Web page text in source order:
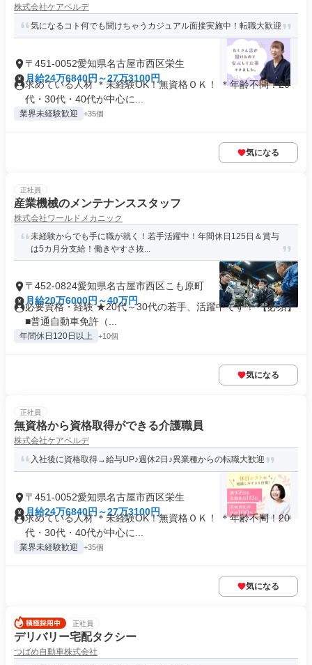
株式会社ケアベルデ
気になるコト何でも聞けちゃうカジュアル面接実施中！転職大歓迎
〒451-0052愛知県名古屋市西区栄生
月給24万6840円～27万3100円
求めている人材 ＊未経験OK！無資格ＯＫ！ ＊年齢不問！20
代・30代・40代が中心に...
業界未経験歓迎 +35個
気になる
正社員
産業機械のメンテナンススタッフ
株式会社ワールドメカニック
未経験からでも手に職が就く！若手活躍中！年間休日125日＆賞与
は5カ月分支給！働きやすさ抜...
〒452-0824愛知県名古屋市西区こも原町
月給20万6000円～40万円
必要資格・経験 ★20代～30代の若手、活躍中です！ 【必須】
■普通自動車免許（...
年間休日120日以上 +10個
気になる
正社員
無資格から資格取得ができる介護職員
株式会社ケアベルデ
入社後に資格取得→給与UP♪週休2日♪異業種からの転職大歓迎
〒451-0052愛知県名古屋市西区栄生
月給24万6840円～27万3100円
求めている人材 ＊未経験OK！無資格ＯＫ！ ＊年齢不問！20
代・30代・40代が中心に...
業界未経験歓迎 +35個
気になる
正社員
デリバリー宅配タクシー
つばめ自動車株式会社